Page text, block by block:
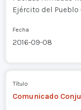
Ejército del Pueblo
Fecha
2016-09-08
Título
Comunicado